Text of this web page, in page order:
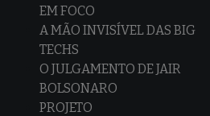
EM FOCO
A MÃO INVISÍVEL DAS BIG
TECHS
O JULGAMENTO DE JAIR
BOLSONARO
PROJETO